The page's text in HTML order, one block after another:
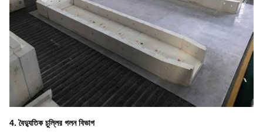
4. বৈদ্যুতিক চুল্লির গলন বিভাগ